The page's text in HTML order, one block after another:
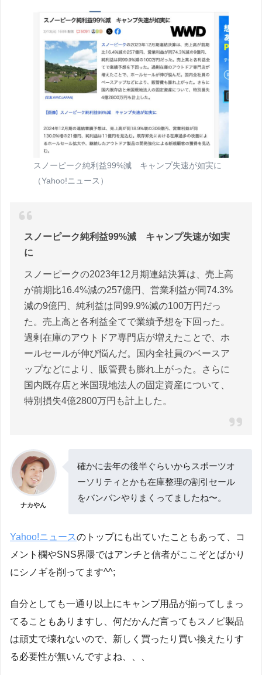
スノーピーク純利益99%減 キャンプ失速が如実に
（Yahoo!ニュース）
スノーピーク純利益99%減 キャンプ失速が如実
に
スノーピークの2023年12月期連結決算は、売上高
が前期比16.4%減の257億円、営業利益が同74.3%
減の9億円、純利益は同99.9%減の100万円だっ
た。売上高と各利益全てで業績予想を下回った。
過剰在庫のアウトドア専門店が増えたことで、ホ
ールセールが伸び悩んだ。国内全社員のベースア
ップなどにより、販管費も膨れ上がった。さらに
国内既存店と米国現地法人の固定資産について、
特別損失4億2800万円も計上した。
ナカやん
確かに去年の後半ぐらいからスポーツオ
ーソリティとかも在庫整理の割引セール
をバンバンやりまくってましたね〜。
Yahoo!ニュースのトップにも出ていたこともあって、コ
メント欄やSNS界隈ではアンチと信者がここぞとばかり
にシノギを削ってます^^;
自分としても一通り以上にキャンプ用品が揃ってしまっ
てることもありますし、何だかんだ言ってもスノピ製品
は頑丈で壊れないので、新しく買ったり買い換えたりす
る必要性が無いんですよね、、、